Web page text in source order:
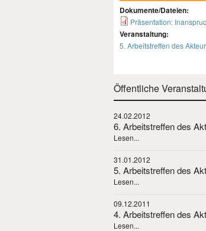
Dokumente/Dateien:
Präsentation:
Veranstaltung:
5. Arbeitstreffen des
Öffentliche
24.02.2012
6. Arbeitstreffen des
Lesen...
31.01.2012
5. Arbeitstreffen des
Lesen...
09.12.2011
4. Arbeitstreffen des
Lesen...